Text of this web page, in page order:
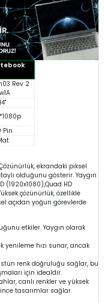
Rev 2
14"
Pin
ekrandaki piksel
olduğunu gösterir. Yaygın
(1920x1080),Quad HD
çözünürlük, özellikle
açıdan yoğun görevlerde
etkiler. Yaygın olarak
yenileme hızı sunar, ancak
renk doğruluğu sağlar, bu
için idealdir.
canlı renkler ve yüksek
tasarımlar sağlar.